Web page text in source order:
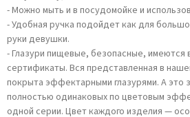
- Можно мыть и в посудомойке и
- Удобная ручка подойдет как для
руки девушки.
- Глазури пищевые, безопасные, имеются
сертификаты. Вся представленная в
покрыта эффектарными глазурями. А это
полностью одинаковых по цветовым
одной серии. Цвет каждого изделия —